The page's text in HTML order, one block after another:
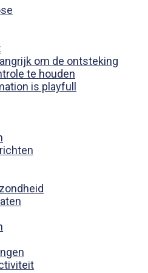
om de ontsteking
te houden
is playfull